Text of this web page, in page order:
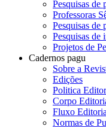
Pesquisas de
Professoras
Pesquisas de
Pesquisas de
Projetos de
Cadernos pagu
Sobre a
Edições
Politica
Corpo
Fluxo
Normas de